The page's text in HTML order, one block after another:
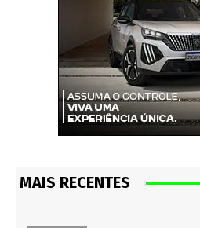
MAIS RECENTES